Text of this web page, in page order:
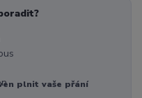
plnit vaše přání